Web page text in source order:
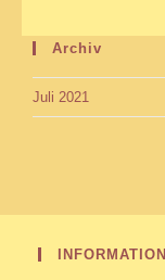
Archiv
Juli 2021
INFORMATION